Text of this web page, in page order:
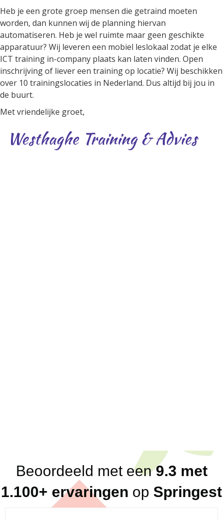
Heb je een grote groep mensen die getraind moeten
worden, dan kunnen wij de planning hiervan
automatiseren. Heb je wel ruimte maar geen geschikte
apparatuur? Wij leveren een mobiel leslokaal zodat je elke
ICT training in-company plaats kan laten vinden. Open
inschrijving of liever een training op locatie? Wij beschikken
over 10 trainingslocaties in Nederland. Dus altijd bij jou in
de buurt.
Met vriendelijke groet,
Westhaghe Training & Advies
Beoordeeld met een9.3 met
1.100+ ervaringen op Springest